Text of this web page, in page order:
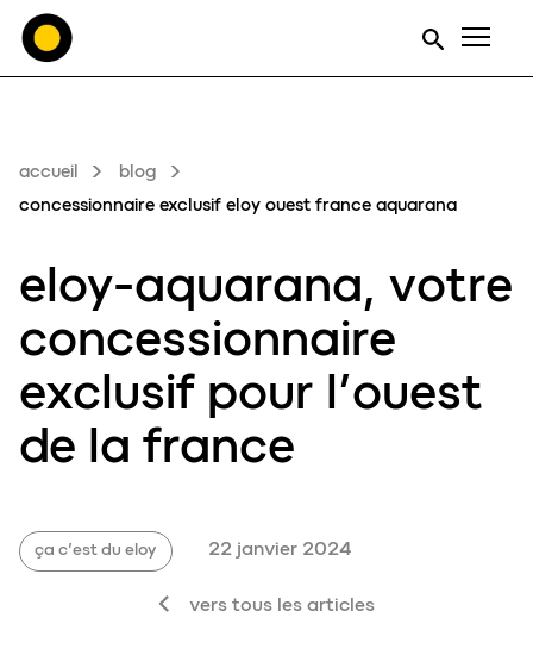
accueil
blog
concessionnaire exclusif eloy ouest france aquarana
eloy-aquarana, votre
concessionnaire
exclusif pour l’ouest
de la france
ça c’est du eloy 22 janvier 2024
vers tous les articles